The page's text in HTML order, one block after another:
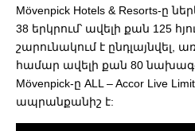
Mövenpick Hotels & Resorts-ը
38 երկրում՝ ավելի քան 125
շարունակում է ընդլայնվել,
համար ավելի քան 80
Mövenpick-ը ALL – Accor Live
ապրանքանիշ է: